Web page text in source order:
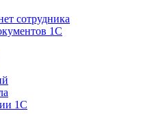
сотрудника
1С
1С